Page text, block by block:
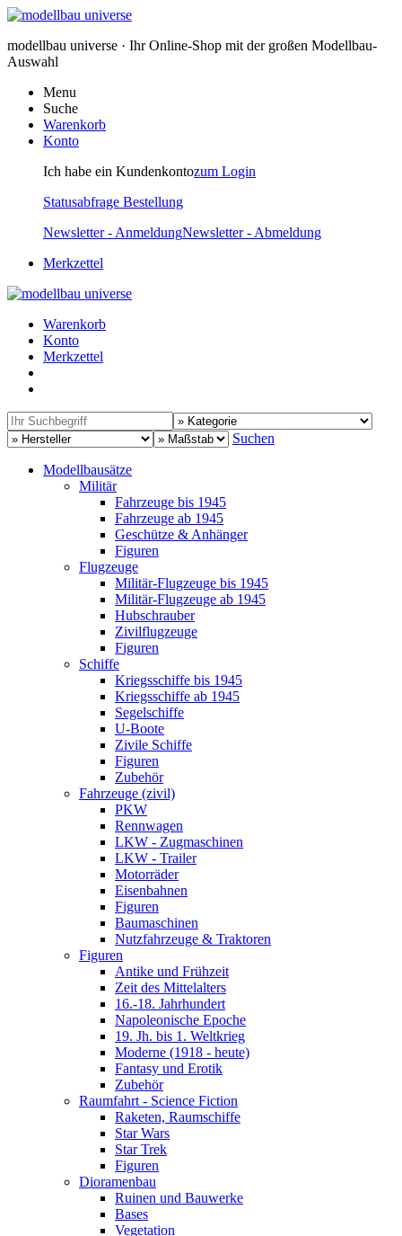
modellbau universe · Ihr Online-Shop mit der großen Modellbau-
Auswahl
Menu
Suche
Warenkorb
Konto
Ich habe ein Kundenkontozum Login
Statusabfrage Bestellung
Newsletter - AnmeldungNewsletter - Abmeldung
Merkzettel
Warenkorb
Konto
Merkzettel
Suchen
Modellbausätze
Militär
Fahrzeuge bis 1945
Fahrzeuge ab 1945
Geschütze & Anhänger
Figuren
Flugzeuge
Militär-Flugzeuge bis 1945
Militär-Flugzeuge ab 1945
Hubschrauber
Zivilflugzeuge
Figuren
Schiffe
Kriegsschiffe bis 1945
Kriegsschiffe ab 1945
Segelschiffe
U-Boote
Zivile Schiffe
Figuren
Zubehör
Fahrzeuge (zivil)
PKW
Rennwagen
LKW - Zugmaschinen
LKW - Trailer
Motorräder
Eisenbahnen
Figuren
Baumaschinen
Nutzfahrzeuge & Traktoren
Figuren
Antike und Frühzeit
Zeit des Mittelalters
16.-18. Jahrhundert
Napoleonische Epoche
19. Jh. bis 1. Weltkrieg
Moderne (1918 - heute)
Fantasy und Erotik
Zubehör
Raumfahrt - Science Fiction
Raketen, Raumschiffe
Star Wars
Star Trek
Figuren
Dioramenbau
Ruinen und Bauwerke
Bases
Vegetation